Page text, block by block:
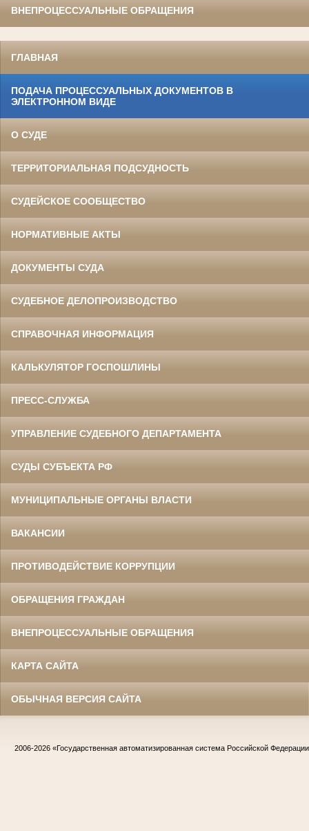
ВНЕПРОЦЕССУАЛЬНЫЕ ОБРАЩЕНИЯ
ГЛАВНАЯ
ПОДАЧА ПРОЦЕССУАЛЬНЫХ ДОКУМЕНТОВ В
ЭЛЕКТРОННОМ ВИДЕ
О СУДЕ
ТЕРРИТОРИАЛЬНАЯ ПОДСУДНОСТЬ
СУДЕЙСКОЕ СООБЩЕСТВО
НОРМАТИВНЫЕ АКТЫ
ДОКУМЕНТЫ СУДА
СУДЕБНОЕ ДЕЛОПРОИЗВОДСТВО
СПРАВОЧНАЯ ИНФОРМАЦИЯ
КАЛЬКУЛЯТОР ГОСПОШЛИНЫ
ПРЕСС-СЛУЖБА
УПРАВЛЕНИЕ СУДЕБНОГО ДЕПАРТАМЕНТА
СУДЫ СУБЪЕКТА РФ
МУНИЦИПАЛЬНЫЕ ОРГАНЫ ВЛАСТИ
ВАКАНСИИ
ПРОТИВОДЕЙСТВИЕ КОРРУПЦИИ
ОБРАЩЕНИЯ ГРАЖДАН
ВНЕПРОЦЕССУАЛЬНЫЕ ОБРАЩЕНИЯ
КАРТА САЙТА
ОБЫЧНАЯ ВЕРСИЯ САЙТА
2006-2026 «Государственная автоматизированная система Российской